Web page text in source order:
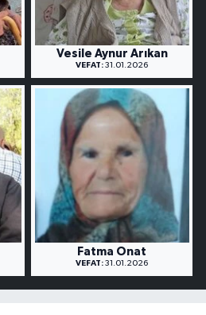
Vesile Aynur Arıkan
VEFAT: 31.01.2026
Fatma Onat
VEFAT: 31.01.2026